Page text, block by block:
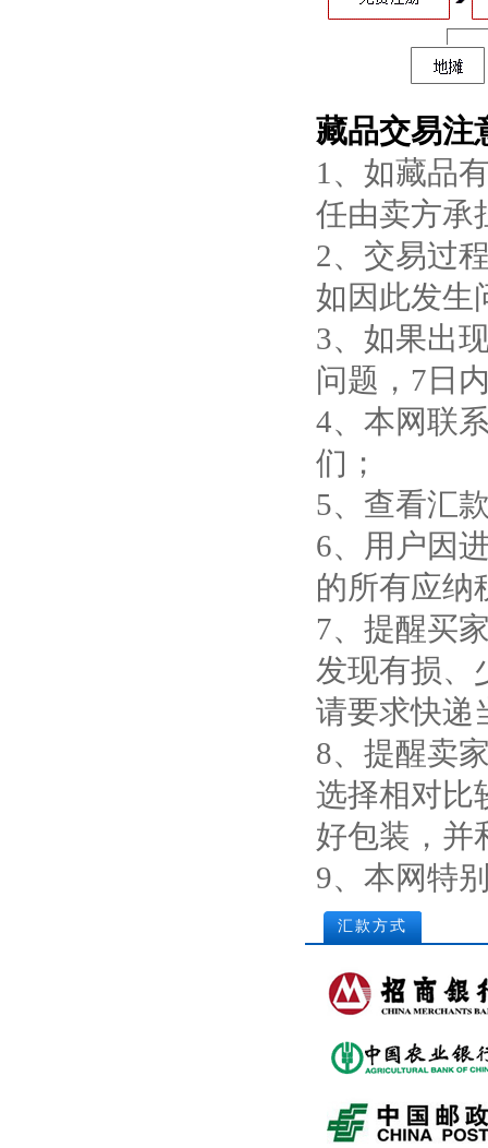
藏品交易注
1、如藏品
任由卖方承
2、交易过
如因此发生
3、如果出
问题，7日
4、本网联
们；
5、查看汇
6、用户因
的所有应纳
7、提醒买
发现有损、
请要求快递
8、提醒卖
选择相对比
好包装，并
9、本网特
汇款方式